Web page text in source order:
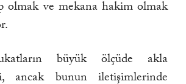
olmak ve mekana hakim olmak
büyük ölçüde akla
ancak bunun iletişimlerinde